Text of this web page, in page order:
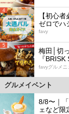
4
【初心
ゼロでハ
favy
5
梅田│切
『
favyグルメニ
グルメイベント
8/8〜｜
ェなど限